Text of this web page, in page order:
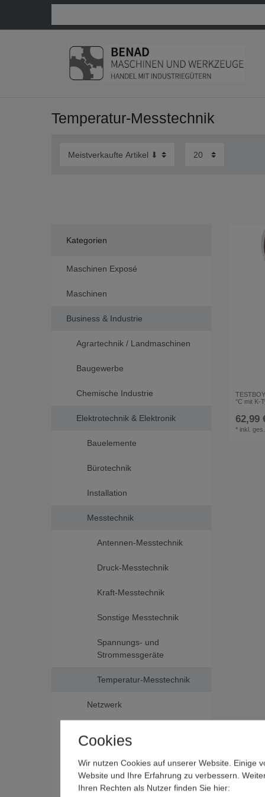
Temperatur-Messtechnik
Kategorien
Maschinen Exposé
Maschinen
Business & Industrie
Agrartechnik / Landmaschinen
Baugewerbe
Chemische Industrie
Elektrotechnik & Elektronik
Bauelemente
Bürotechnik
Installation
Messtechnik
Antennen-Messtechnik
Druck-Messtechnik
Kraft-Messtechnik
Sonstige Messtechnik
Spannungs- und
Strommessgeräte
Temperatur-Messtechnik
Netzwerk
Leuchten/Lampen
°C mit K-
62,99
* inkl.
Cookies
Wir nutzen Cookies auf unserer Website. Einige
Website und Ihre Erfahrung zu verbessern.
Ihren Rechten als Nutzer finden Sie hier: